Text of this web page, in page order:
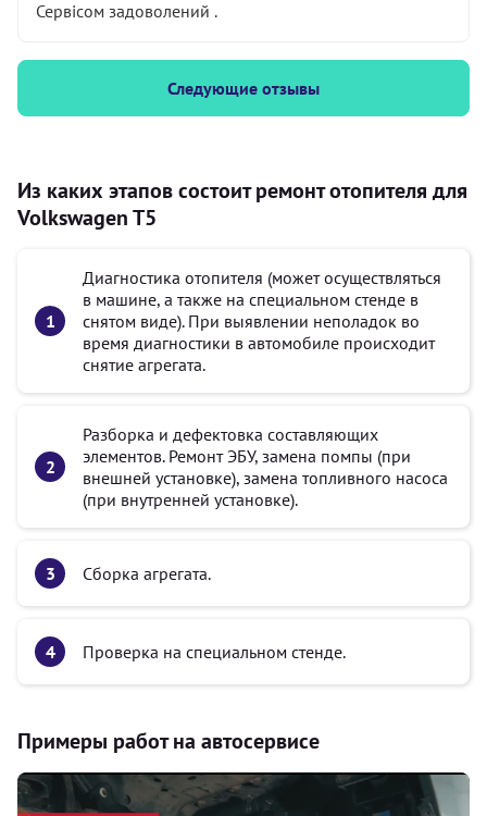
Сервісом задоволений .
Следующие отзывы
Из каких этапов состоит ремонт отопителя для
Volkswagen T5
Диагностика отопителя (может осуществляться
в машине, а также на специальном стенде в
снятом виде). При выявлении неполадок во
время диагностики в автомобиле происходит
снятие агрегата.
Разборка и дефектовка составляющих
элементов. Ремонт ЭБУ, замена помпы (при
внешней установке), замена топливного насоса
(при внутренней установке).
Сборка агрегата.
Проверка на специальном стенде.
Примеры работ на автосервисе